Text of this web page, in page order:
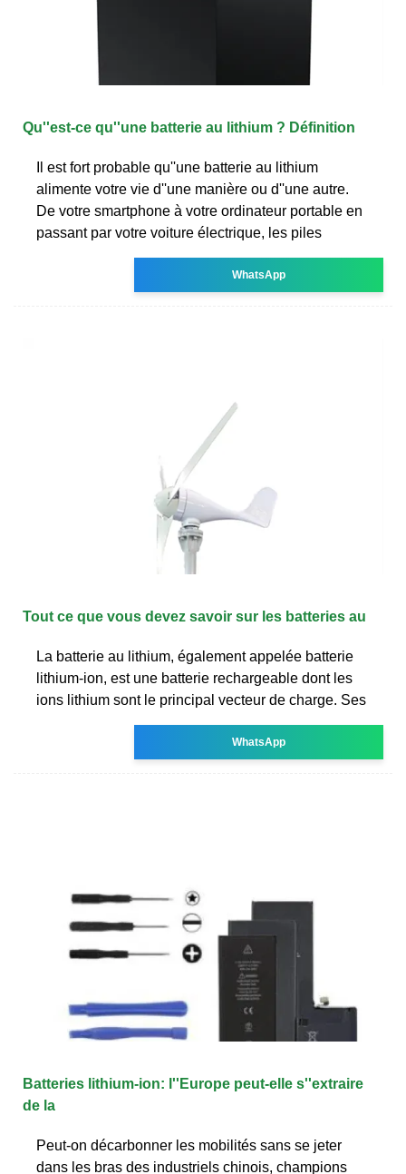
Qu''est-ce qu''une batterie au lithium ? Définition
Il est fort probable qu''une batterie au lithium
alimente votre vie d''une manière ou d''une autre.
De votre smartphone à votre ordinateur portable en
passant par votre voiture électrique, les piles
WhatsApp
Tout ce que vous devez savoir sur les batteries au
La batterie au lithium, également appelée batterie
lithium-ion, est une batterie rechargeable dont les
ions lithium sont le principal vecteur de charge. Ses
WhatsApp
Batteries lithium-ion: l''Europe peut-elle s''extraire
de la
Peut-on décarbonner les mobilités sans se jeter
dans les bras des industriels chinois, champions